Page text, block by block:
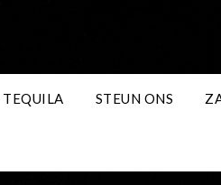
TEQUILA STEUN ONS